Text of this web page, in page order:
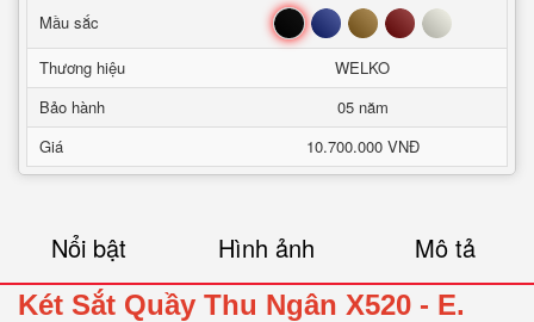
Mầu sắc Đen Xanh Nâu Đỏ Trắng
Thương hiệu
WELKO
Bảo hành
05 năm
Giá
10.700.000 VNĐ
Nổi bật Hình ảnh Mô tả
Két Sắt Quầy Thu Ngân X520 - E.